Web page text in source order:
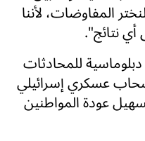
المفاوضات، لأننا
نتائج".
للمحادثات
عسكري إسرائيلي
عودة المواطنين